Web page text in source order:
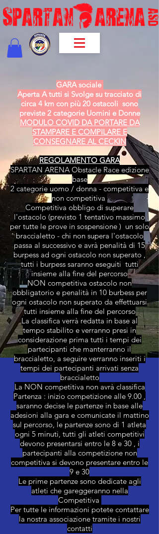
GARA sociale
Aperta A tutti si Svolge su tracciato di
circa 4 km con più 20 ostacoli sono
previste 2 categorie Uomini e Donne
MODULO COVID DA PORTARE DA
STAMPARE E COMPILARE E
CONSEGNARE AL CECKIN
REGOLAMENTO GARA
SPARTAN ARENA Obstacle Race edizione
base
2 categorie uomo / donna - competitiva e
non competitiva
Competitiva obbligo di superare
l'ostacolo (previsto 1 tentativo massimo
per tutte le prove in sospensione ) un solo
braccialetto - chi non supera l'ostacolo
passa al successivo e avrà penalità di 15
burpess ad ogni ostacolo non superato ,
tutti i burpess saranno eseguiti tutti
insieme alla fine del percorso
NON competitiva ostacolo non
obbligatorio e penalità in 10 burbess per
ogni ostacolo non superato da effettuarsi
tutti insieme alla fine del percorso
La classifica verrà redatta in base al
tempo stabilito e verranno presi in
considerazione prima tutti i tempi dei
partecipanti che manterranno il
braccialetto, a seguire verranno inseriti i
tempi dei partecipanti arrivati senza
braccialetto
La NON competitiva non avrà classifica
Partenza : inizio competizione alle 9.00 ,
saranno decise le partenze in base alle
adesioni alla gara e comunicate il mattino
sul percorso, le partenze sono di 1 atleta
ogni 5 minuti, tutti gli atleti competitivi
devono presentarsi entro le 8 e 30 , i
partecipanti alla competizione non
competitiva si devono presentare entro le
9 e 30
Le prime partenze sono dedicate agli
atleti che gareggeranno nella
Competitiva
Per tutte le informazioni potete contattare
la nostra associazione tramite i nostri
contatti